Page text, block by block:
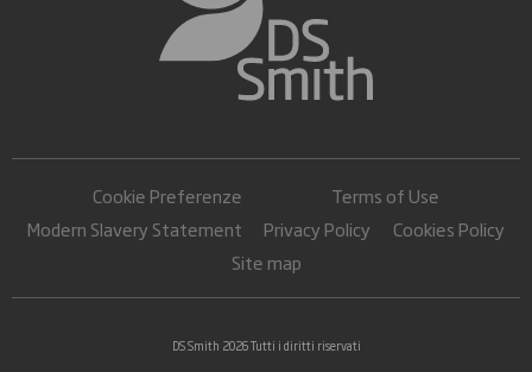
Cookie Preferenze
Terms of Use
Modern Slavery Statement
Privacy Policy
Cookies Policy
Site map
DS Smith 2026 Tutti i diritti riservati